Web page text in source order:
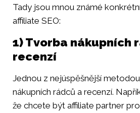
Tady jsou mnou známé
affiliate SEO:
1) Tvorba nákupních
recenzí
Jednou z nejúspěšnější
nákupních rádců a recenzí.
že chcete být affiliate partner